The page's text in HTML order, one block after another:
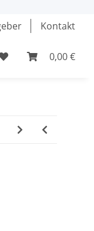
Kontakt
0,00 €
Werkzeuge